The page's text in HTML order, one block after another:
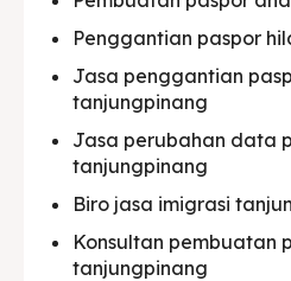
Penggantian paspor
Jasa penggantian
tanjungpinang
Jasa perubahan data
tanjungpinang
Biro jasa imigrasi
Konsultan pembuatan
tanjungpinang